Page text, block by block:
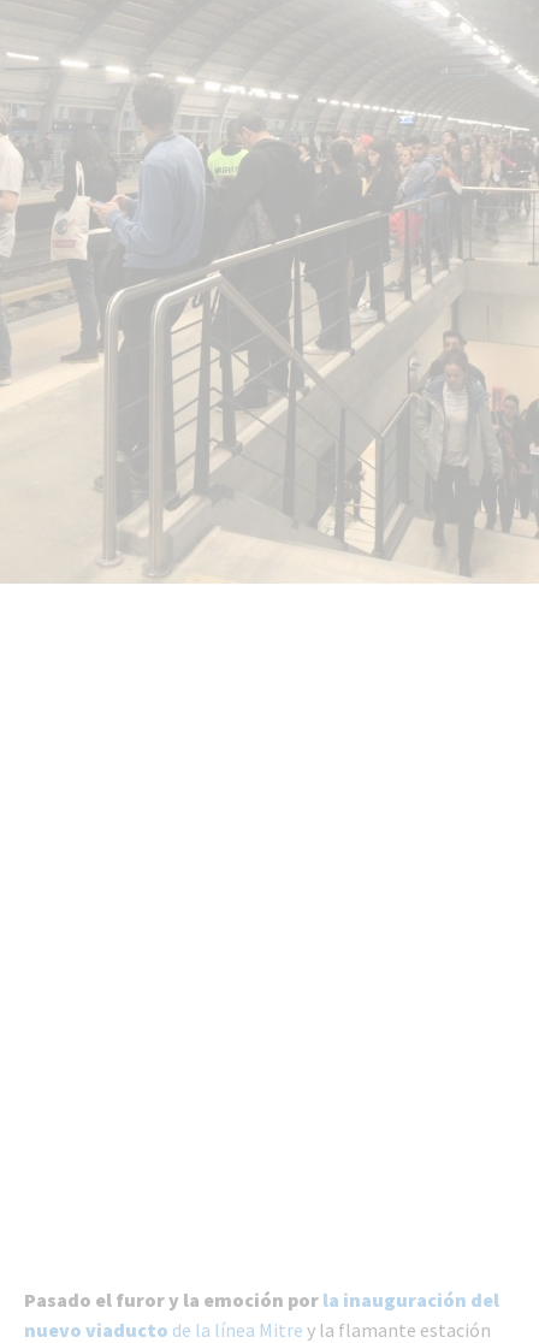
Pasado el furor y la emoción por la inauguración del
nuevo viaducto de la línea Mitre y la flamante estación